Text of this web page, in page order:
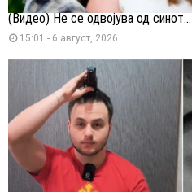
(Видео) Не се одвојува од синот...
15:01 - 6 август, 2026